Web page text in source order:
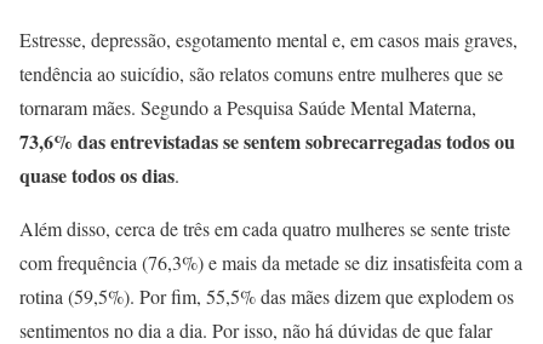
Estresse, depressão, esgotamento mental e, em casos mais graves,
tendência ao suicídio, são relatos comuns entre mulheres que se
tornaram mães. Segundo a Pesquisa Saúde Mental Materna,
73,6% das entrevistadas se sentem sobrecarregadas todos ou
quase todos os dias.
Além disso, cerca de três em cada quatro mulheres se sente triste
com frequência (76,3%) e mais da metade se diz insatisfeita com a
rotina (59,5%). Por fim, 55,5% das mães dizem que explodem os
sentimentos no dia a dia. Por isso, não há dúvidas de que falar